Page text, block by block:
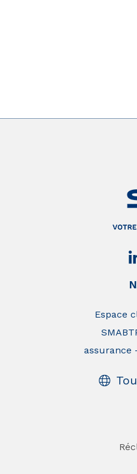
Espace
assurance